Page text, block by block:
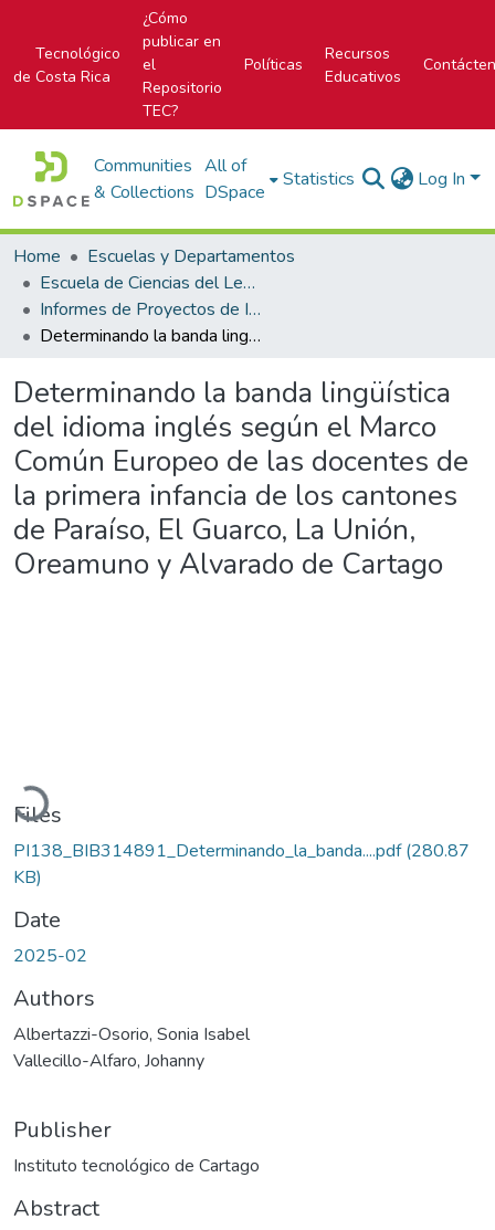
Tecnológico
de Costa Rica
¿Cómo
publicar en
el
Repositorio
TEC?
Políticas
Recursos
Educativos
Communities
& Collections
All of
DSpace
Statistics Log In
Home
Escuelas y Departamentos
Escuela de Ciencias del Lenguaje
Informes de Proyectos de Investigación
Determinando la banda lingüística del idioma inglés según el Marco Común Europeo de las docentes de la primera infancia de los cantones de Paraíso, El Guarco, La Unión, Oreamuno y Alvarado de Cartago
Determinando la banda lingüística
del idioma inglés según el Marco
Común Europeo de las docentes de
la primera infancia de los cantones
de Paraíso, El Guarco, La Unión,
Oreamuno y Alvarado de Cartago
Loading...
Files
PI138_BIB314891_Determinando_la_banda....pdf(280.87
KB)
Date
2025-02
Authors
Albertazzi-Osorio, Sonia Isabel
Vallecillo-Alfaro, Johanny
Publisher
Instituto tecnológico de Cartago
Abstract